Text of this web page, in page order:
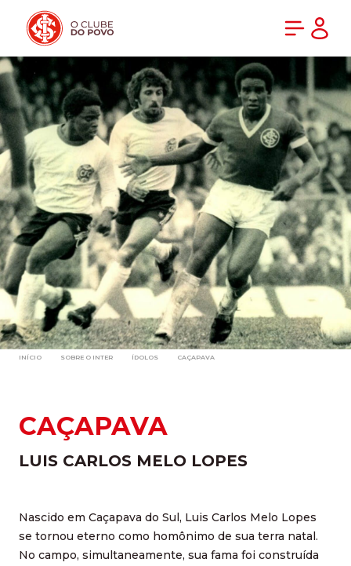
INÍCIO SOBRE O INTER ÍDOLOS CAÇAPAVA
CAÇAPAVA
LUIS CARLOS MELO LOPES
Nascido em Caçapava do Sul, Luis Carlos Melo Lopes
se tornou eterno como homônimo de sua terra natal.
No campo, simultaneamente, sua fama foi construída